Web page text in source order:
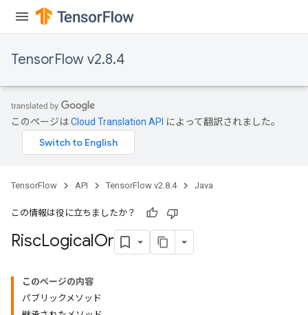
TensorFlow v2.8.4
このページはCloud Translation API によって翻訳されました。
TensorFlow API TensorFlow v2.8.4 Java
この情報は役に立ちましたか？
RiscLogicalOr
このページの内容
パブリックメソッド